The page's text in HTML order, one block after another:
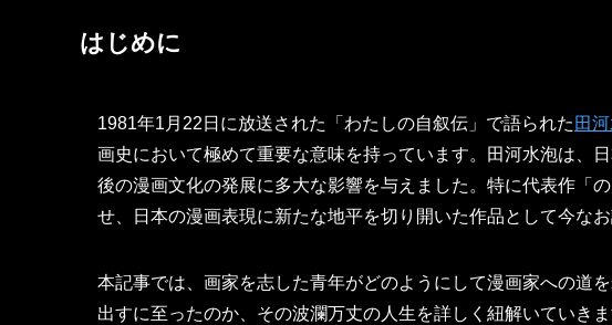
はじめに
1981年1月22日に放送された「わたしの自叙伝」で語られた 田
画史において極めて重要な意味を持っています。田河水泡は、
後の漫画文化の発展に多大な影響を与えました。特に代表作「
せ、日本の漫画表現に新たな地平を切り開いた作品として今なお
本記事では、画家を志した青年がどのようにして漫画家への道
出すに至ったのか、その波瀾万丈の人生を詳しく紐解いていきま